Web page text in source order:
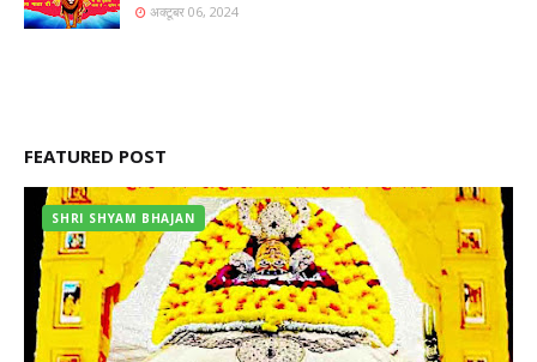
अक्टूबर 06, 2024
FEATURED POST
SHRI SHYAM BHAJAN